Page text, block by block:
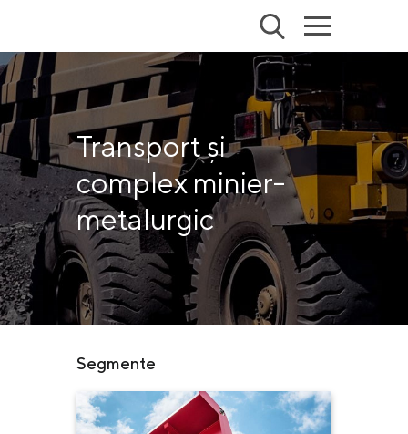
Transport și
complex minier-
metalurgic
Segmente